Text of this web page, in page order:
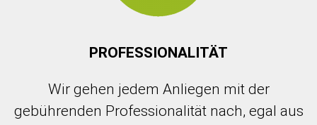
PROFESSIONALITÄT
Wir gehen jedem Anliegen mit der
gebührenden Professionalität nach, egal aus